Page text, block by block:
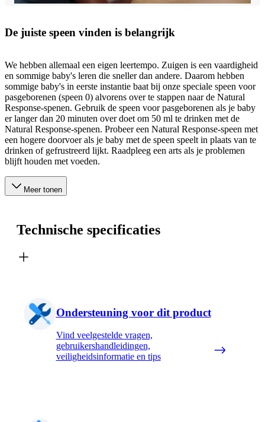
De juiste speen vinden is belangrijk
We hebben allemaal een eigen leertempo. Zuigen is een vaardigheid
en sommige baby's leren die sneller dan andere. Daarom hebben
sommige baby's in eerste instantie baat bij onze speciale speen voor
pasgeborenen (speen 0) alvorens over te stappen naar de Natural
Response-spenen. Gebruik de speen voor pasgeborenen als je baby
er langer dan 20 minuten over doet om 50 ml te drinken met de
Natural Response-spenen. Probeer een Natural Response-speen met
een hogere doorvoer als je baby met de speen speelt in plaats van te
drinken of gefrustreerd lijkt. Raadpleeg een arts als je problemen
blijft houden met voeden.
Meer tonen
Technische specificaties
Ondersteuning voor dit product
Vind veelgestelde vragen,
gebruikershandleidingen,
veiligheidsinformatie en tips